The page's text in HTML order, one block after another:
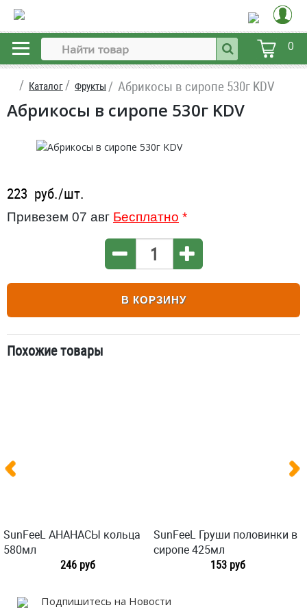
0
Каталог Фрукты Абрикосы в сиропе 530г KDV
Абрикосы в сиропе 530г KDV
223 руб./шт.
Привезем 07 авг Бесплатно *
В КОРЗИНУ
Похожие товары
SunFeeL АНАНАСЫ кольца
580мл
246 руб
SunFeeL Груши половинки в
сиропе 425мл
153 руб
Подпишитесь на Новости